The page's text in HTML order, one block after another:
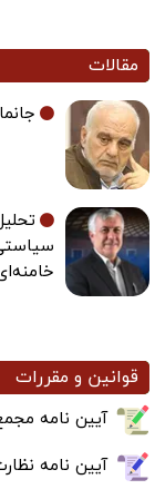
مقالات
قوانین و مقررات
آیین نامه
آیین نامه